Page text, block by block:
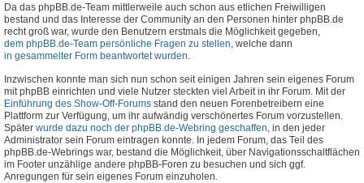
Da das phpBB.de-Team mittlerweile auch schon aus etlichen Freiwilligen
bestand und das Interesse der Community an den Personen hinter phpBB.de
recht groß war, wurde den Benutzern erstmals die Möglichkeit gegeben,
dem phpBB.de-Team persönliche Fragen zu stellen , welche dann
in gesammelter Form beantwortet wurden
Inzwischen konnte man sich nun schon seit einigen Jahren sein eigenes Forum
mit phpBB einrichten und viele Nutzer steckten viel Arbeit in ihr Forum. Mit der
Einführung des Show-Off-Forums stand den neuen Forenbetreibern eine
Plattform zur Verfügung, um ihr aufwändig verschönertes Forum vorzustellen.
Später wurde dazu noch der phpBB.de-Webring geschaffen, in den jeder
Administrator sein Forum eintragen konnte. In jedem Forum, das Teil des
phpBB.de-Webrings war, bestand die Möglichkeit, über Navigationsschaltflächen
im Footer unzählige andere phpBB-Foren zu besuchen und sich ggf.
Anregungen für sein eigenes Forum einzuholen.